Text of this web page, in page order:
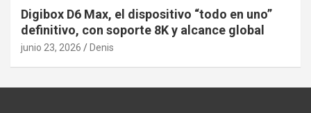
Digibox D6 Max, el dispositivo “todo en uno”
definitivo, con soporte 8K y alcance global
junio 23, 2026 Denis